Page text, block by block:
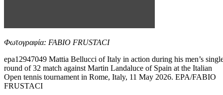
Φωτογραφία: FABIO FRUSTACI
epa12947049 Mattia Bellucci of Italy in action during his men’s
round of 32 match against Martin Landaluce of Spain at the Italian
Open tennis tournament in Rome, Italy, 11 May 2026. EPA/FABIO
FRUSTACI